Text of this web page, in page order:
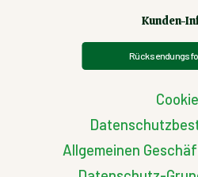
Kunden-
Cookie
Allgemeinen